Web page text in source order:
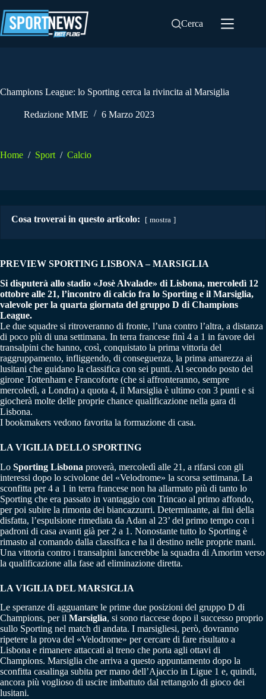
al
contenuto
Cerca
Champions League: lo Sporting cerca la rivincita al Marsiglia
Redazione MME 6 Marzo 2023
Home / Sport / Calcio
Cosa troverai in questo articolo: mostra
PREVIEW SPORTING LISBONA – MARSIGLIA
Si disputerà allo stadio «Josè Alvalade» di Lisbona, mercoledì 12
ottobre alle 21, l’incontro di calcio fra lo Sporting e il Marsiglia,
valevole per la quarta giornata del gruppo D di Champions
League.
Le due squadre si ritroveranno di fronte, l’una contro l’altra, a distanza
di poco più di una settimana. In terra francese finì 4 a 1 in favore dei
transalpini che hanno, così, conquistato la prima vittoria del
raggruppamento, infliggendo, di conseguenza, la prima amarezza ai
lusitani che guidano la classifica con sei punti. Al secondo posto del
girone Tottenham e Francoforte (che si affronteranno, sempre
mercoledì, a Londra) a quota 4, il Marsiglia è ultimo con 3 punti e si
giocherà molte delle proprie chance qualificazione nella gara di
Lisbona.
I bookmakers vedono favorita la formazione di casa.
LA VIGILIA DELLO SPORTING
Lo Sporting Lisbona proverà, mercoledì alle 21, a rifarsi con gli
interessi dopo lo scivolone del «Velodrome» la scorsa settimana. La
sconfitta per 4 a 1 in terra francese non ha allarmato più di tanto lo
Sporting che era passato in vantaggio con Trincao al primo affondo,
per poi subire la rimonta dei biancazzurri. Determinante, ai fini della
disfatta, l’espulsione rimediata da Adan al 23’ del primo tempo con i
padroni di casa avanti già per 2 a 1. Nonostante tutto lo Sporting è
rimasto al comando dalla classifica e ha il destino nelle proprie mani.
Una vittoria contro i transalpini lancerebbe la squadra di Amorim verso
la qualificazione alla fase ad eliminazione diretta.
LA VIGILIA DEL MARSIGLIA
Le speranze di agguantare le prime due posizioni del gruppo D di
Champions, per il Marsiglia, si sono riaccese dopo il successo proprio
sullo Sporting nel match di andata. I marsigliesi, però, dovranno
ripetere la prova del «Velodrome» per cercare di fare risultato a
Lisbona e rimanere attaccati al treno che porta agli ottavi di
Champions. Marsiglia che arriva a questo appuntamento dopo la
sconfitta casalinga subita per mano dell’Ajaccio in Ligue 1 e, quindi,
ancora più voglioso di uscire imbattuto dal rettangolo di gioco dei
lusitani.